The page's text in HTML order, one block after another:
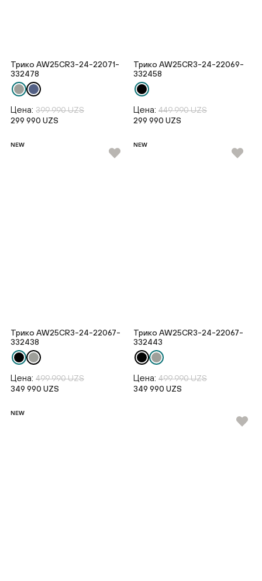
Трико AW25CR3-24-22071-
332478
Цена: 399 990 UZS
299 990 UZS
Трико AW25CR3-24-22069-
332458
Цена: 449 990 UZS
299 990 UZS
NEW
Трико AW25CR3-24-22067-
332438
Цена: 499 990 UZS
349 990 UZS
NEW
Трико AW25CR3-24-22067-
332443
Цена: 499 990 UZS
349 990 UZS
NEW